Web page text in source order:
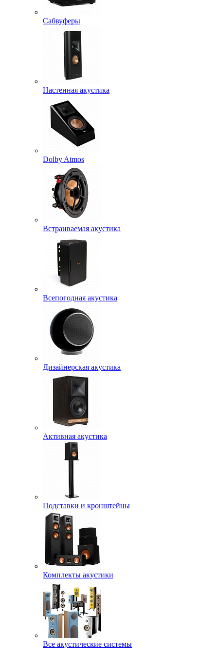
Сабвуферы
Настенная акустика
Dolby Atmos
Встраиваемая акустика
Всепогодная акустика
Дизайнерская акустика
Активная акустика
Подставки и кронштейны
Комплекты акустики
Все акустические системы